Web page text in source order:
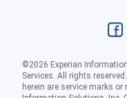
©2026 Experian
Services. All rights
herein are service marks